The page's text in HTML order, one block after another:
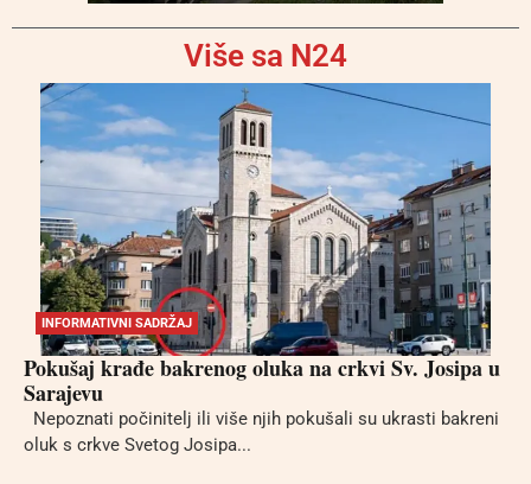
Više sa N24
INFORMATIVNI SADRŽAJ
Pokušaj krađe bakrenog oluka na crkvi Sv. Josipa u
Sarajevu
Nepoznati počinitelj ili više njih pokušali su ukrasti bakreni
oluk s crkve Svetog Josipa...